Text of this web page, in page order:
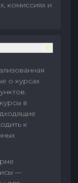
комиссиях и
о курсах
в
к
—